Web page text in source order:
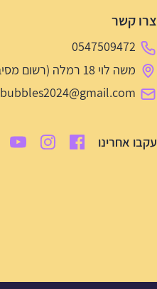
צרו קשר
0547509472
משה לוי 18 רמלה (רשום מסיבאבלס על השלט בחנות)
עקבו אחרינו